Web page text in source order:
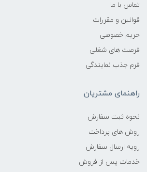
تماس با ما
قوانین و مقررات
حریم خصوصی
فرصت های شغلی
فرم جذب نمایندگی
راهنمای مشتریان
نحوه ثبت سفارش
روش های پرداخت
رویه ارسال سفارش
خدمات پس از فروش